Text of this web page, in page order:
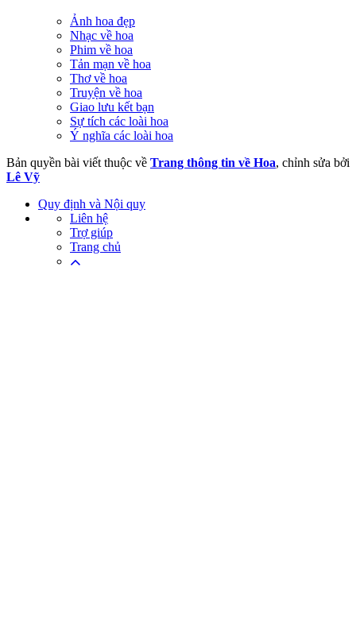
Ảnh hoa đẹp
Nhạc về hoa
Phim về hoa
Tản mạn về hoa
Thơ về hoa
Truyện về hoa
Giao lưu kết bạn
Sự tích các loài hoa
Ý nghĩa các loài hoa
Bản quyền bài viết thuộc về Trang thông tin về Hoa, chỉnh sửa bởi
Lê Vỹ
Quy định và Nội quy
Liên hệ
Trợ giúp
Trang chủ